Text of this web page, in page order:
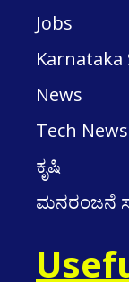
Jobs
Karnataka
News
Tech News
ಕೃಷಿ
ಮನರಂಜನೆ